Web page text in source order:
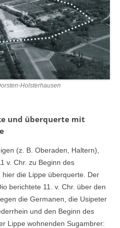
Holsterhausen
und überquerte mit
(z. B. Oberaden, Haltern),
v. Chr. zu Beginn des
die Lippe überquerte. Der
berichtete 11. v. Chr. über den
die Germanen, die Usipeter
und den Beginn des
Lippe wohnenden Sugambrer: